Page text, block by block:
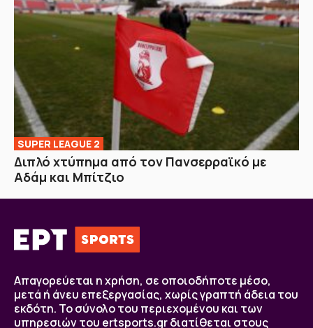
SUPER LEAGUE 2
Διπλό χτύπημα από τον Πανσερραϊκό με
Αδάμ και Μπίτζιο
Απαγορεύεται η χρήση, σε οποιοδήποτε μέσο,
μετά ή άνευ επεξεργασίας, χωρίς γραπτή άδεια του
εκδότη. Το σύνολο του περιεχομένου και των
υπηρεσιών του ertsports.gr διατίθεται στους